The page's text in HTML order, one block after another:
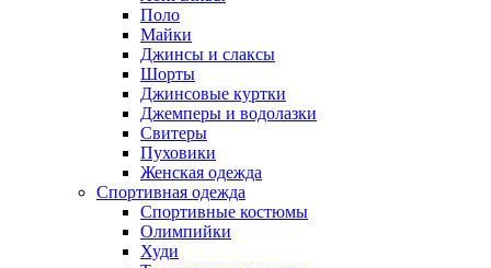
Поло
Майки
Джинсы и слаксы
Шорты
Джинсовые куртки
Джемперы и водолазки
Свитеры
Пуховики
Женская одежда
Спортивная одежда
Спортивные костюмы
Олимпийки
Худи